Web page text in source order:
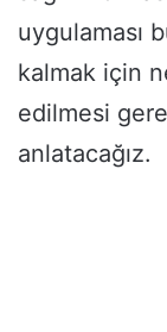
uygulaması
kalmak için
edilmesi
anlatacağız.